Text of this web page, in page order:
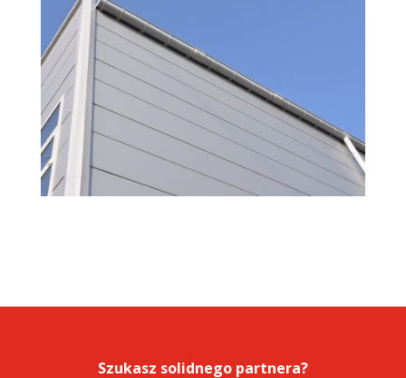
Szukasz solidnego partnera?